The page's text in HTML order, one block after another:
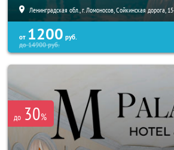
Ленинградская обл., г. Ломоносов, Сойкинская дорога,
от 1200 руб.
до14900руб.
до 30%